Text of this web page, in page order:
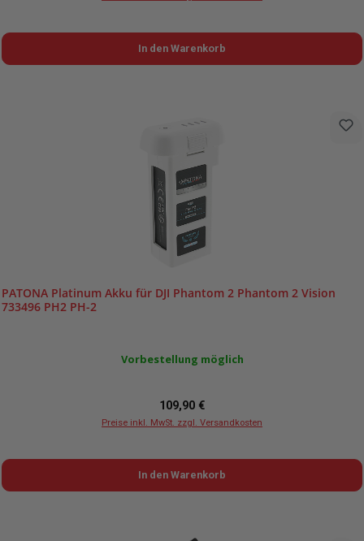
In den Warenkorb
PATONA Platinum Akku für DJI Phantom 2 Phantom 2 Vision
733496 PH2 PH-2
Vorbestellung möglich
Regulärer Preis:
109,90 €
Preise inkl. MwSt. zzgl. Versandkosten
In den Warenkorb